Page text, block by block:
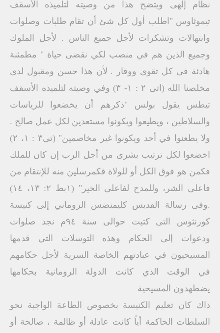
نظام إلهى ويتضح هذا من وصيته لتلميذه الأسقف
تيموثاوس "اطلب أول كل شئ أن تقام طلبات وصلوات
وابتهالات وتشكرات لأجل جميع الناس . لأجل الملوك
وجميع الذين هم في منصب لكي نقضى حياة " مطمئنة
هادئة فى كل تقوى ووقار . لأن هذا حسن ومقبول لدى
مخلصنا الله (اتی ۲ : ۱- ۳) وفي وصيته لتلميذه الأسقف
تيطس يقول بولس "ذكرهم أن يخضعوا للرياسات
والسلاطين ، ويطيعوا ويكونوا مستعدين لكل عمل صالح .
ولا يطعنوا في أحد ويكونوا غير مخاصمين" (تی٣ : ۱، ۲)
اخضعوا لكل ترتيب بشرى من أجل الرب إن كان للملك
فكمن هو فوق الكل أو للولاة فكمرسلين منه للإنتقام من
فاعلى الشر، وللمدح لفاعلى الخير" (۱بط ۲: ١٣، ١٤)
.وفى رسالة القديس كليمنضس الروماني إلى كنيسة
كورنثوس التى كتبت حوالى سنة ٩٤م نجد صلوات
ودعوات إلى الحكام وهذه التوسلات التي قدمها
المسيحيون في عبادتهم الخاصة السرية لأجل حكامهم
في الوقت الذي كانت الدولة الرومانية بحكامها
يضطهدون المسيحية
ذاك كان تعليم الكنيسة بخصوص الطاعة الواجبة نحو
السلطات الحاكمة أياً كانت عادلة أو ظالمة ، صالحة أو